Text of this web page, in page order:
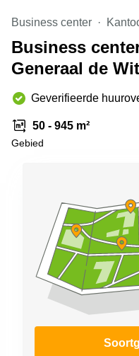
Antwerpen
Vergaderzaal
Antwerpen
Locaux
à louer en
Bruxelles
Business center
Business
Generaal de
Geverifieerde
50 - 945 m²
Gebied